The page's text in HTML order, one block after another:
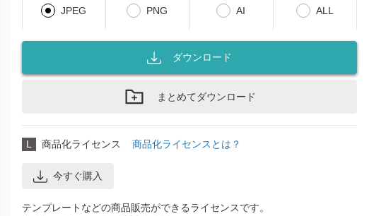
JPEG PNG AI ALL
ダウンロード
まとめてダウンロード
L 商品化ライセンス 商品化ライセンスとは？
今すぐ購入
テンプレートなどの商品販売ができるライセンスです。